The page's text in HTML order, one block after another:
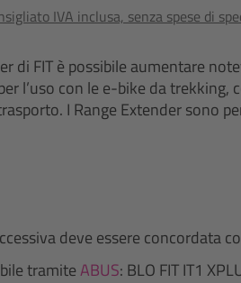
IVA inclusa, senza spese di
di FIT è possibile aumentare
l’uso con le e-bike da trekking,
I Range Extender sono
deve essere concordata
tramiteABUS: BLO FIT IT1